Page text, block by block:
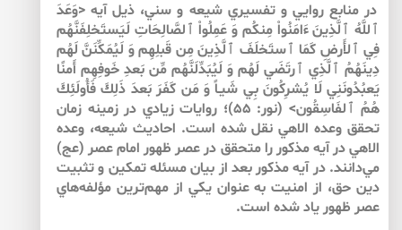
در منابع روايي و تفسيري شيعه و سني، ذيل آيه <وَعَدَ
ٱللَّهُ ٱلَّذِينَ ءَامَنُواْ مِنكُم وَ عَمِلُواْ ٱلصَّالِحَاتِ لَيَستَخلِفَنَّهُم
فِي ٱلأَرضِ كَمَا ٱستَخلَفَ ٱلَّذِينَ مِن قَبلِهِم وَ لَيُمَكِّنَنَّ لَهُم
دِينَهُمُ ٱلَّذِي ٱرتَضَي لَهُم وَ لَيُبَدِّلَنَّهُم مِّن بَعدِ خَوفِهِم أَمنًا
يَعبُدُونَنِي لَا يُشرِكُونَ بِي شَيـاً وَ مَن كَفَرَ بَعدَ ذَلِكَ فَأُولَئِكَ
هُمُ ٱلفَاسِقُون> (نور: ۵۵)؛ روايات زيادي در زمينه زمان
تحقق وعده الاهي نقل شده است. احاديث شيعه، وعده
الاهي در آيه مذكور را متحقق در عصر ظهور امام عصر (عج)
مي‌دانند. در آيه مذكور بعد از بيان مسئله تمكين و تثبيت
دين حق، از امنيت به عنوان يكي از مهم‌ترين مؤلفه‌هاي
عصر ظهور ياد شده است.